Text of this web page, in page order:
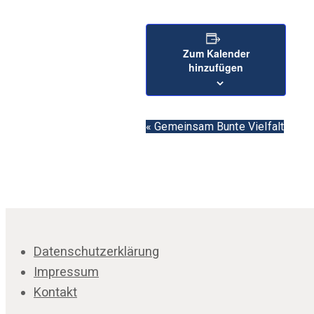
Zum Kalender
hinzufügen
« Gemeinsam Bunte Vielfalt
Datenschutzerklärung
Impressum
Kontakt